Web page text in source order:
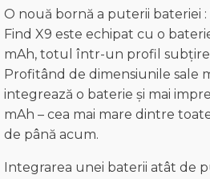
O nouă bornă a puterii bateriei
Find X9 este echipat cu o
mAh, totul într-un profil subțire
Profitând de dimensiunile sale
integrează o baterie și mai
mAh – cea mai mare dintre
de până acum.
Integrarea unei baterii atât de